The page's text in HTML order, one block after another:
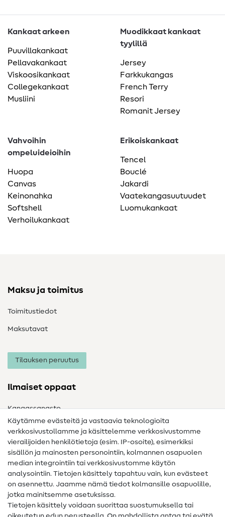
Kankaat arkeen
Puuvillakankaat
Pellavakankaat
Viskoosikankaat
Collegekankaat
Musliini
Muodikkaat kankaat
tyylillä
Jersey
Farkkukangas
French Terry
Resori
Romanit Jersey
Vahvoihin
ompeluideioihin
Huopa
Canvas
Keinonahka
Softshell
Verhoilukankaat
Erikoiskankaat
Tencel
Bouclé
Jakardi
Vaatekangasuutuudet
Luomukankaat
Maksu ja toimitus
Toimitustiedot
Maksutavat
Tilauksen peruutus
Ilmaiset oppaat
Kangassanasto
Ompelusanasto
Ompeluohjeet
Apua ja yhteystiedot
Yhteystiedot
Tietoa omistajanvaihdoksesta
Käytämme evästeitä ja vastaavia teknologioita
verkkosivustollamme ja käsittelemme verkkosivustomme
vierailijoiden henkilötietoja (esim. IP-osoite), esimerkiksi
sisällön ja mainosten personointiin, kolmannen osapuolen
median integrointiin tai verkkosivustomme käytön
analysointiin. Tietojen käsittely tapahtuu vain, kun evästeet
on asennettu. Jaamme nämä tiedot kolmansille osapuolille,
jotka mainitsemme asetuksissa.
Tietojen käsittely voidaan suorittaa suostumuksella tai